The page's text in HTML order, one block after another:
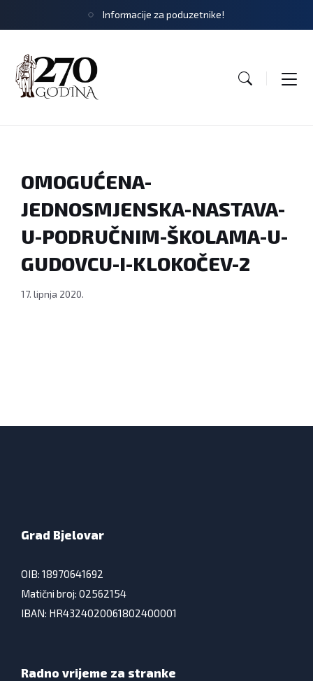
Informacije za poduzetnike!
OMOGUĆENA-
JEDNOSMJENSKA-NASTAVA-
U-PODRUČNIM-ŠKOLAMA-U-
GUDOVCU-I-KLOKOČEV-2
17. lipnja 2020.
Grad Bjelovar
OIB: 18970641692
Matični broj: 02562154
IBAN: HR4324020061802400001
Radno vrijeme za stranke